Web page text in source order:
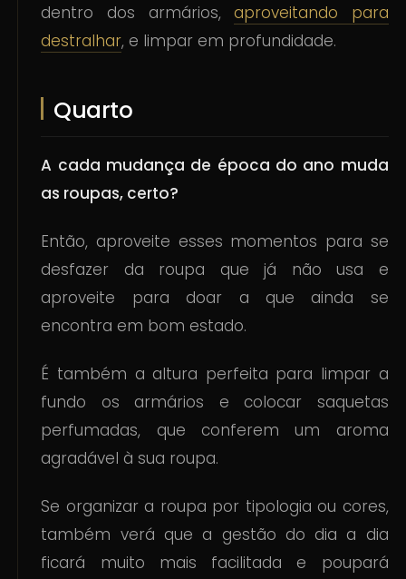
dentro dos armários,aproveitando para
destralhar, e limpar em profundidade.
Quarto
A cada mudança de época do ano muda
as roupas, certo?
Então, aproveite esses momentos para se
desfazer da roupa que já não usa e
aproveite para doar a que ainda se
encontra em bom estado.
É também a altura perfeita para limpar a
fundo os armários e colocar saquetas
perfumadas, que conferem um aroma
agradável à sua roupa.
Se organizar a roupa por tipologia ou cores,
também verá que a gestão do dia a dia
ficará muito mais facilitada e poupará